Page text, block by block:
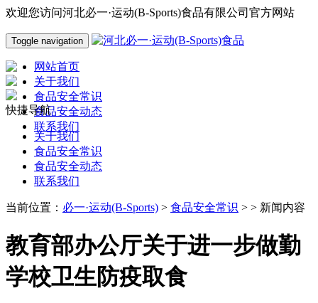
欢迎您访问河北必一·运动(B-Sports)食品有限公司官方网站
Toggle navigation
网站首页
关于我们
食品安全常识
食品安全动态
联系我们
快捷导航
关于我们
食品安全常识
食品安全动态
联系我们
当前位置： 必一·运动(B-Sports) > 食品安全常识 > > 新闻内容
教育部办公厅关于进一步做勤
学校卫生防疫取食